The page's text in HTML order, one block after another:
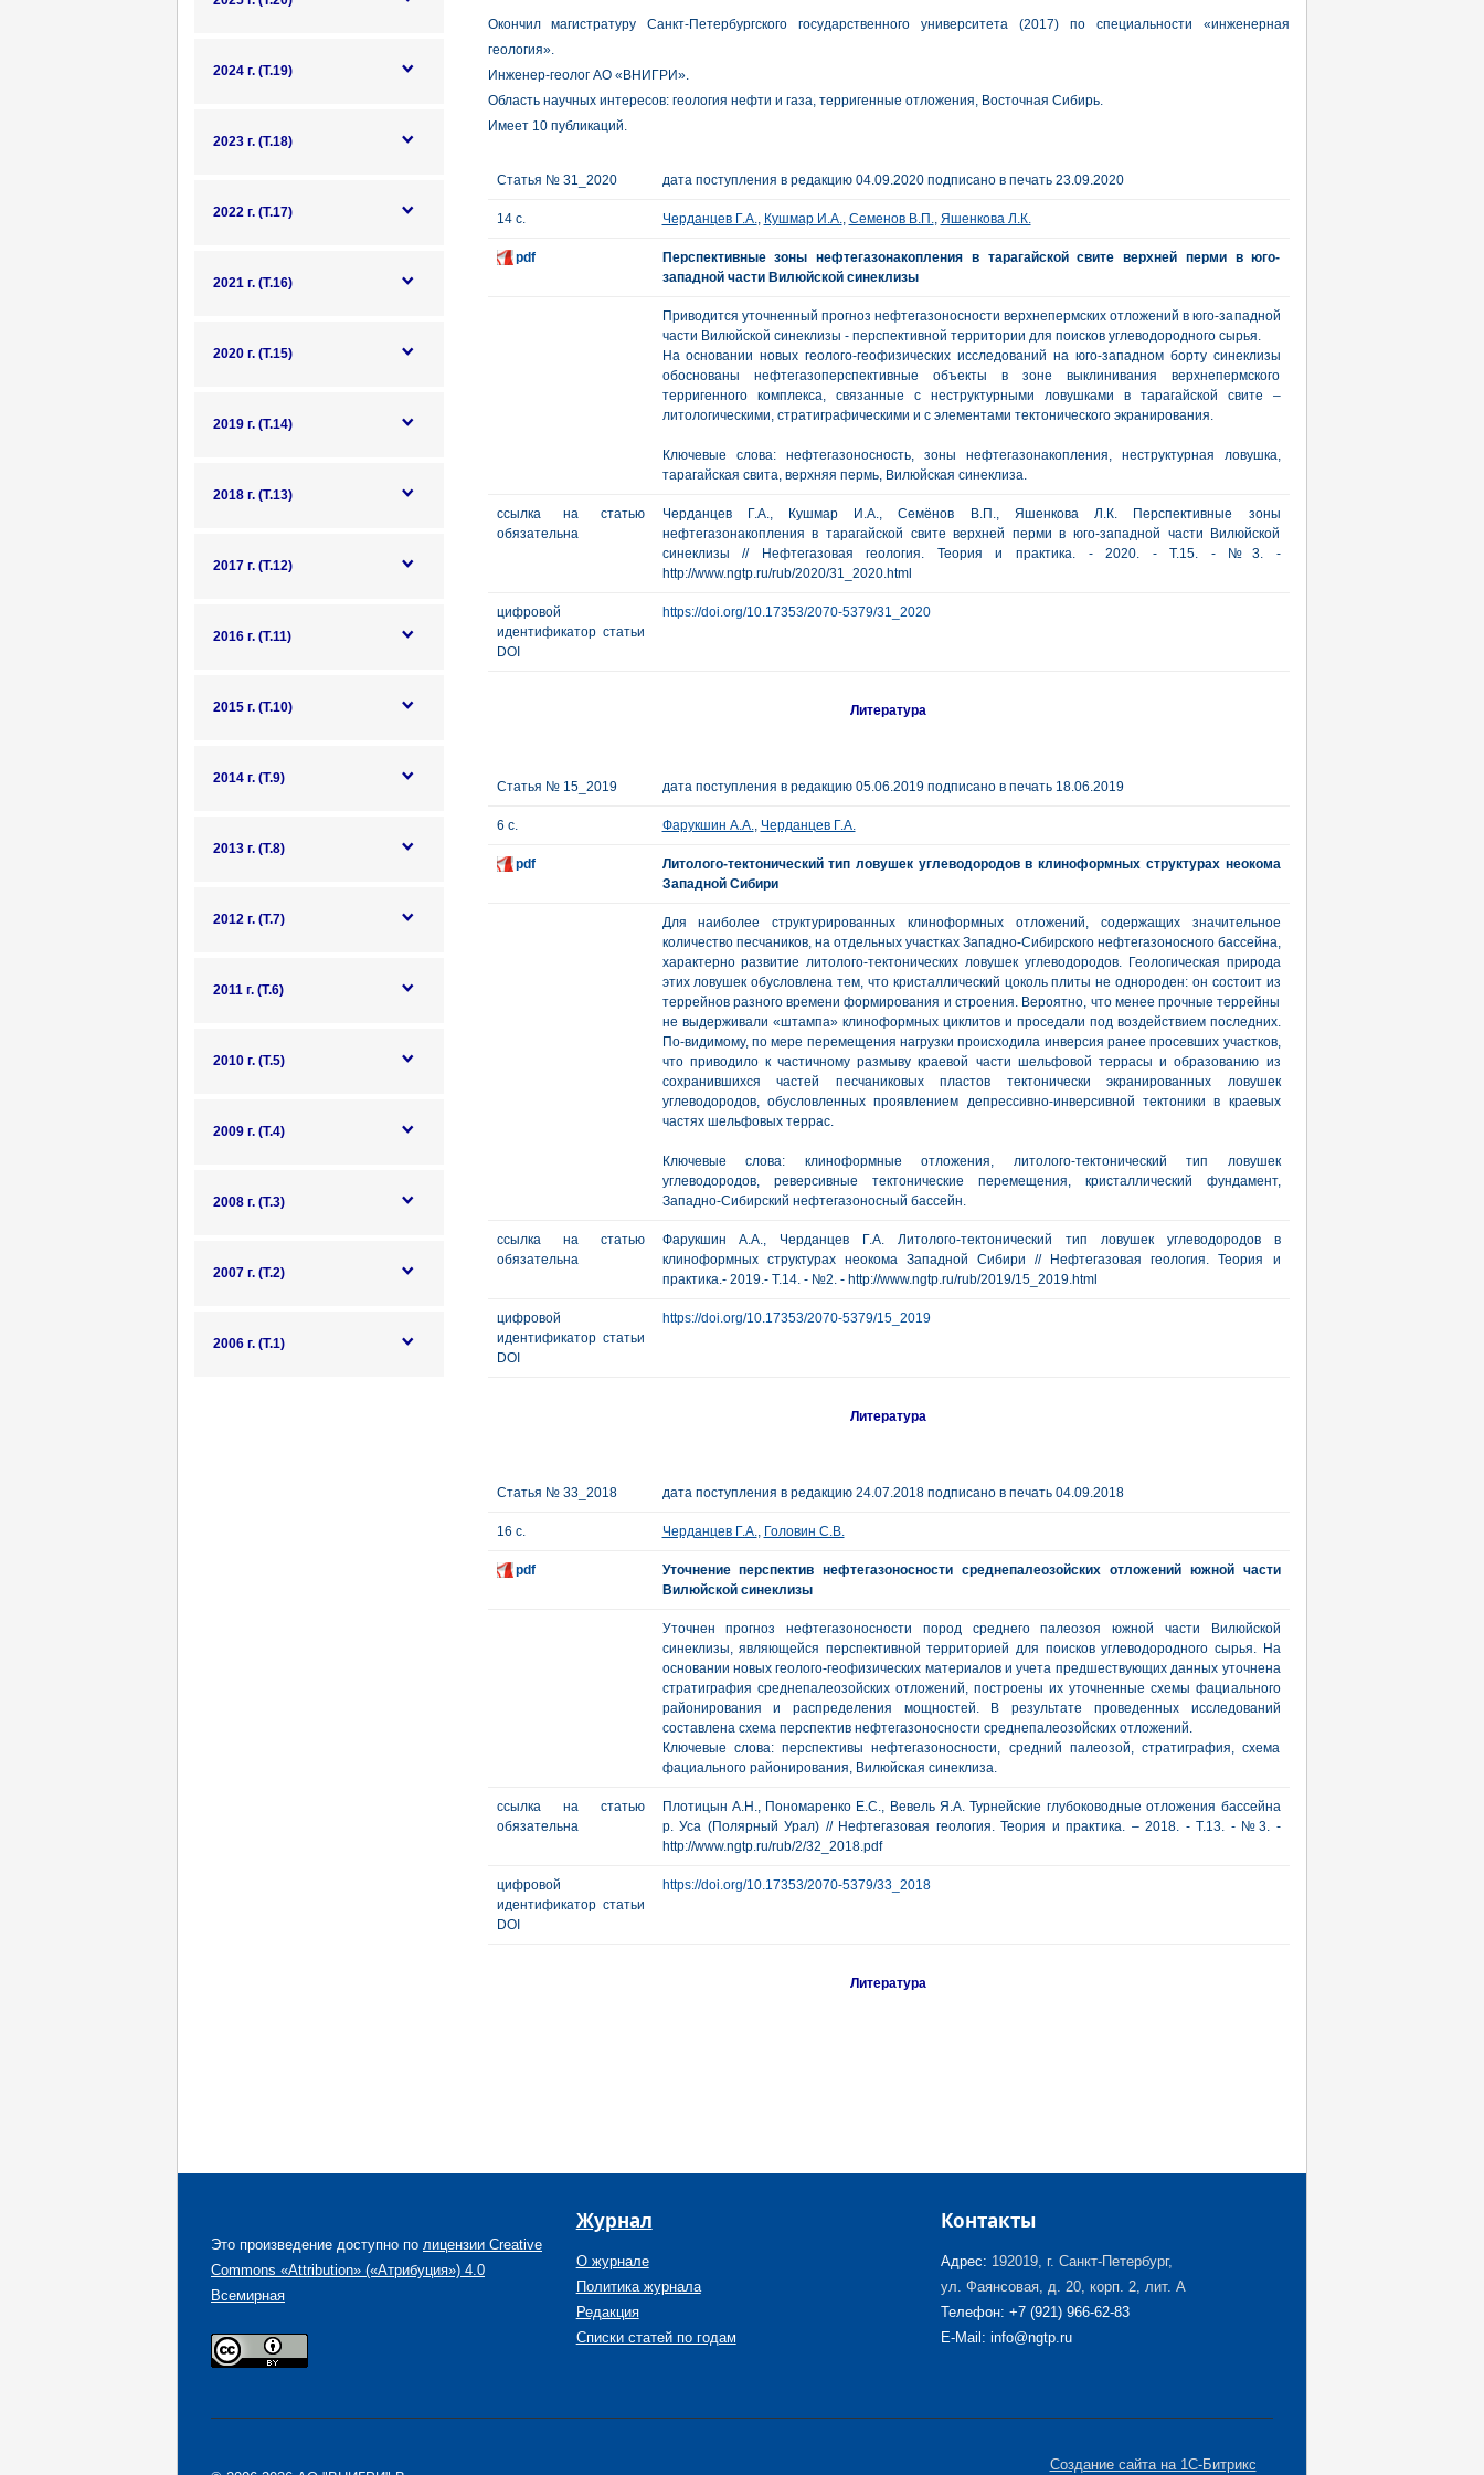
2024 г. (Т.19)
2023 г. (Т.18)
2022 г. (Т.17)
2021 г. (Т.16)
2020 г. (Т.15)
2019 г. (Т.14)
2018 г. (Т.13)
2017 г. (Т.12)
2016 г. (Т.11)
2015 г. (Т.10)
2014 г. (Т.9)
2013 г. (Т.8)
2012 г. (Т.7)
2011 г. (Т.6)
2010 г. (Т.5)
2009 г. (Т.4)
2008 г. (Т.3)
2007 г. (Т.2)
2006 г. (Т.1)
Окончил магистратуру Санкт-Петербургского государственного университета (2017) по специальности «инженерная
геология».
Инженер-геолог АО «ВНИГРИ».
Область научных интересов: геология нефти и газа, терригенные отложения, Восточная Сибирь.
Имеет 10 публикаций.
Статья № 31_2020 дата поступления в редакцию 04.09.2020 подписано в печать 23.09.2020
14 с. Черданцев Г.А., Кушмар И.А., Семенов В.П., Яшенкова Л.К.
pdf
Перспективные зоны нефтегазонакопления в тарагайской свите верхней перми в юго-
западной части Вилюйской синеклизы
Приводится уточненный прогноз нефтегазоносности верхнепермских отложений в юго-западной
части Вилюйской синеклизы - перспективной территории для поисков углеводородного сырья.
На основании новых геолого-геофизических исследований на юго-западном борту синеклизы
обоснованы нефтегазоперспективные объекты в зоне выклинивания верхнепермского
терригенного комплекса, связанные с неструктурными ловушками в тарагайской свите –
литологическими, стратиграфическими и с элементами тектонического экранирования.
Ключевые слова: нефтегазоносность, зоны нефтегазонакопления, неструктурная ловушка,
тарагайская свита, верхняя пермь, Вилюйская синеклиза.
ссылка на статью
обязательна
Черданцев Г.А., Кушмар И.А., Семёнов В.П., Яшенкова Л.К. Перспективные зоны
нефтегазонакопления в тарагайской свите верхней перми в юго-западной части Вилюйской
синеклизы // Нефтегазовая геология. Теория и практика. - 2020. - Т.15. - №3. -
http://www.ngtp.ru/rub/2020/31_2020.html
цифровой
идентификатор статьи
DOI
https://doi.org/10.17353/2070-5379/31_2020
Литература
Статья № 15_2019 дата поступления в редакцию 05.06.2019 подписано в печать 18.06.2019
6 с. Фарукшин А.А., Черданцев Г.А.
pdf
Литолого-тектонический тип ловушек углеводородов в клиноформных структурах неокома
Западной Сибири
Для наиболее структурированных клиноформных отложений, содержащих значительное
количество песчаников, на отдельных участках Западно-Сибирского нефтегазоносного бассейна,
характерно развитие литолого-тектонических ловушек углеводородов. Геологическая природа
этих ловушек обусловлена тем, что кристаллический цоколь плиты не однороден: он состоит из
террейнов разного времени формирования и строения. Вероятно, что менее прочные террейны
не выдерживали «штампа» клиноформных циклитов и проседали под воздействием последних.
По-видимому, по мере перемещения нагрузки происходила инверсия ранее просевших участков,
что приводило к частичному размыву краевой части шельфовой террасы и образованию из
сохранившихся частей песчаниковых пластов тектонически экранированных ловушек
углеводородов, обусловленных проявлением депрессивно-инверсивной тектоники в краевых
частях шельфовых террас.
Ключевые слова: клиноформные отложения, литолого-тектонический тип ловушек
углеводородов, реверсивные тектонические перемещения, кристаллический фундамент,
Западно-Сибирский нефтегазоносный бассейн.
ссылка на статью
обязательна
Фарукшин А.А., Черданцев Г.А. Литолого-тектонический тип ловушек углеводородов в
клиноформных структурах неокома Западной Сибири // Нефтегазовая геология. Теория и
практика.- 2019.- Т.14. - №2. - http://www.ngtp.ru/rub/2019/15_2019.html
цифровой
идентификатор статьи
DOI
https://doi.org/10.17353/2070-5379/15_2019
Литература
Статья № 33_2018 дата поступления в редакцию 24.07.2018 подписано в печать 04.09.2018
16 с. Черданцев Г.А., Головин С.В.
pdf
Уточнение перспектив нефтегазоносности среднепалеозойских отложений южной части
Вилюйской синеклизы
Уточнен прогноз нефтегазоносности пород среднего палеозоя южной части Вилюйской
синеклизы, являющейся перспективной территорией для поисков углеводородного сырья. На
основании новых геолого-геофизических материалов и учета предшествующих данных уточнена
стратиграфия среднепалеозойских отложений, построены их уточненные схемы фациального
районирования и распределения мощностей. В результате проведенных исследований
составлена схема перспектив нефтегазоносности среднепалеозойских отложений.
Ключевые слова: перспективы нефтегазоносности, средний палеозой, стратиграфия, схема
фациального районирования, Вилюйская синеклиза.
ссылка на статью
обязательна
Плотицын А.Н., Пономаренко Е.С., Вевель Я.А. Турнейские глубоководные отложения бассейна
р. Уса (Полярный Урал) // Нефтегазовая геология. Теория и практика. – 2018. - Т.13. - №3. -
http://www.ngtp.ru/rub/2/32_2018.pdf
цифровой
идентификатор статьи
DOI
https://doi.org/10.17353/2070-5379/33_2018
Литература
Это произведение доступно по лицензии Creative
Commons «Attribution» («Атрибуция») 4.0
Всемирная
Журнал
О журнале
Политика журнала
Редакция
Списки статей по годам
Контакты
Адрес: 192019, г. Санкт-Петербург,
ул. Фаянсовая, д. 20, корп. 2, лит. А
Телефон: +7 (921) 966-62-83
E-Mail: info@ngtp.ru
Создание сайта на 1С-Битрикс